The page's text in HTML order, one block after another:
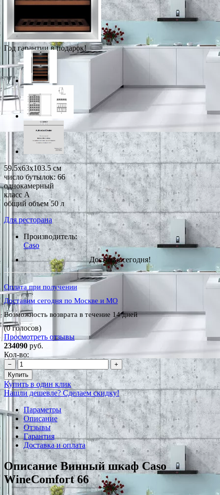
Год гарантии в подарок!
59.5x63x103.5 см
число бутылок: 66
однокамерный
класс A
общий объем 50 л
Для ресторана
Производитель:
Caso
Доставка сегодня!
Оплата при получении
Доставим сегодня по Москве и МО
Возможность возврата в течение 14 дней
(0 голосов)
Просмотреть отзывы
234090 руб.
Кол-во:
−
+
Купить
Купить в один клик
Нашли дешевле? Сделаем скидку!
Параметры
Описание
Отзывы
Гарантия
Доставка и оплата
Описание Винный шкаф Caso
WineComfort 66